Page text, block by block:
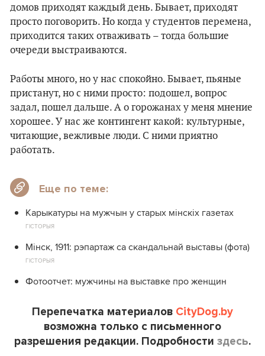
домов приходят каждый день. Бывает, приходят
просто поговорить. Но когда у студентов перемена,
приходится таких отваживать – тогда большие
очереди выстраиваются.
Работы много, но у нас спокойно. Бывает, пьяные
пристанут, но с ними просто: подошел, вопрос
задал, пошел дальше. А о горожанах у меня мнение
хорошее. У нас же контингент какой: культурные,
читающие, вежливые люди. С ними приятно
работать.
Еще по теме:
Карыкатуры на мужчын у старых мінскіх газетах
ГІСТОРЫЯ
Мінск, 1911: рэпартаж са скандальнай выставы (фота)
ГІСТОРЫЯ
Фотоотчет: мужчины на выставке про женщин
Перепечатка материалов CityDog.by
возможна только с письменного
разрешения редакции. Подробности здесь.